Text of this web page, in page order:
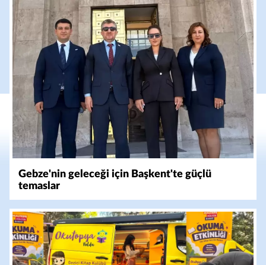
Gebze'nin geleceği için Başkent'te güçlü
temaslar